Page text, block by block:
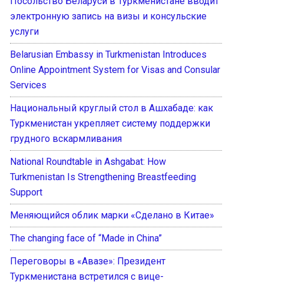
электронную запись на визы и консульские
услуги
Belarusian Embassy in Turkmenistan Introduces
Online Appointment System for Visas and Consular
Services
Национальный круглый стол в Ашхабаде: как
Туркменистан укрепляет систему поддержки
грудного вскармливания
National Roundtable in Ashgabat: How
Turkmenistan Is Strengthening Breastfeeding
Support
Меняющийся облик марки «Сделано в Китае»
The changing face of “Made in China”
Переговоры в «Авазе»: Президент
Туркменистана встретился с вице-